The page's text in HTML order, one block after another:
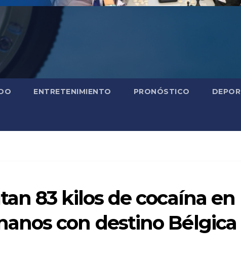
ENTRETENIMIENTO PRONÓSTICO
83 kilos de cocaína en
con destino Bélgica